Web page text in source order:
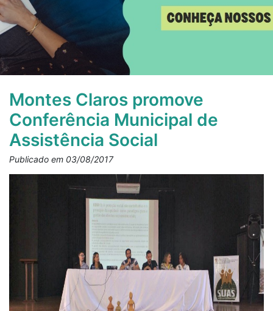
Montes Claros promove
Conferência Municipal de
Assistência Social
Publicado em 03/08/2017